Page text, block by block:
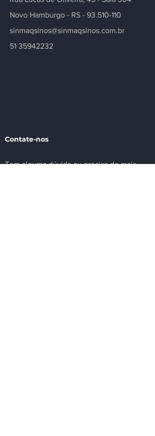
Novo Hamburgo - RS - 93.510-110
sinmaqsinos@sinmaqsinos.com.br
51 35942232
Contate-nos
Tem alguma dúvida ou precisa de mais